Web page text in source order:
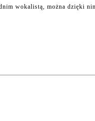
wokalistą, można dzięki